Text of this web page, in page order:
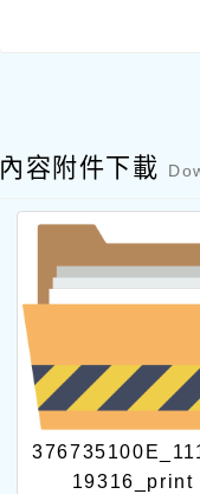
內容附件下載
19316_print